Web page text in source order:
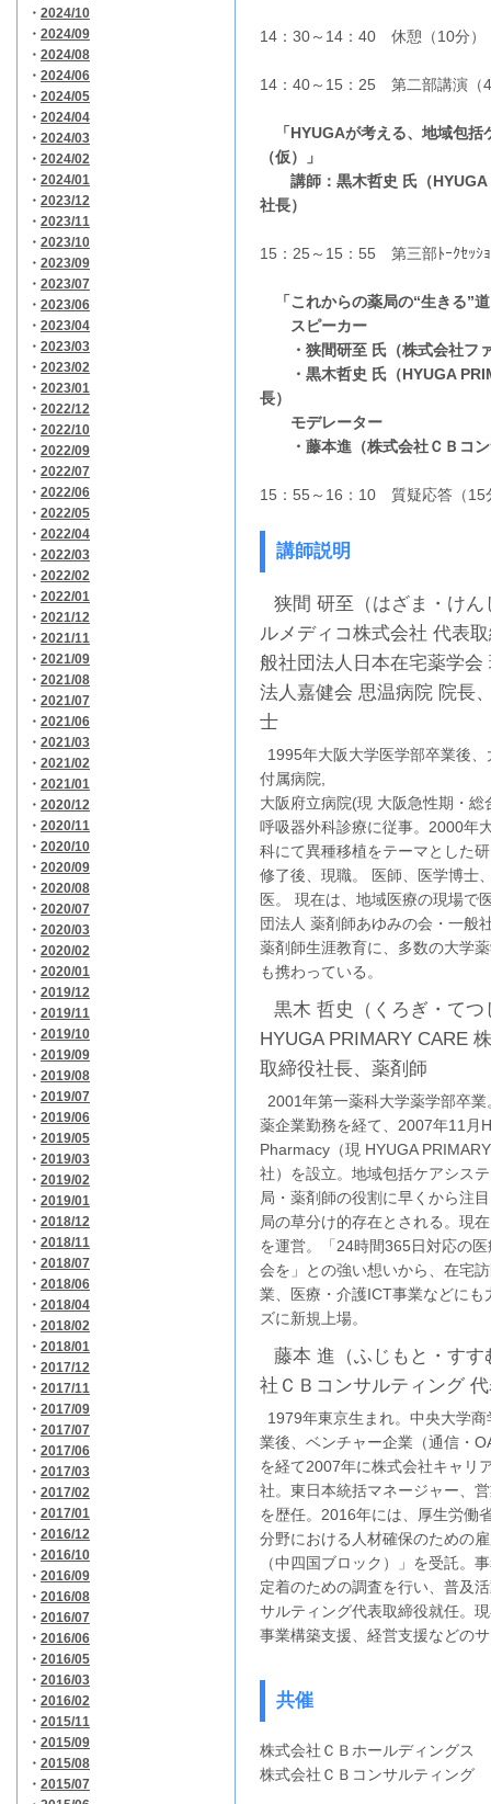
・ 2024/10
・ 2024/09
・ 2024/08
・ 2024/06
・ 2024/05
・ 2024/04
・ 2024/03
・ 2024/02
・ 2024/01
・ 2023/12
・ 2023/11
・ 2023/10
・ 2023/09
・ 2023/07
・ 2023/06
・ 2023/04
・ 2023/03
・ 2023/02
・ 2023/01
・ 2022/12
・ 2022/10
・ 2022/09
・ 2022/07
・ 2022/06
・ 2022/05
・ 2022/04
・ 2022/03
・ 2022/02
・ 2022/01
・ 2021/12
・ 2021/11
・ 2021/09
・ 2021/08
・ 2021/07
・ 2021/06
・ 2021/03
・ 2021/02
・ 2021/01
・ 2020/12
・ 2020/11
・ 2020/10
・ 2020/09
・ 2020/08
・ 2020/07
・ 2020/03
・ 2020/02
・ 2020/01
・ 2019/12
・ 2019/11
・ 2019/10
・ 2019/09
・ 2019/08
・ 2019/07
・ 2019/06
・ 2019/05
・ 2019/03
・ 2019/02
・ 2019/01
・ 2018/12
・ 2018/11
・ 2018/07
・ 2018/06
・ 2018/04
・ 2018/02
・ 2018/01
・ 2017/12
・ 2017/11
・ 2017/09
・ 2017/07
・ 2017/06
・ 2017/03
・ 2017/02
・ 2017/01
・ 2016/12
・ 2016/10
・ 2016/09
・ 2016/08
・ 2016/07
・ 2016/06
・ 2016/05
・ 2016/03
・ 2016/02
・ 2015/11
・ 2015/09
・ 2015/08
・ 2015/07
14：30～14：40 休憩（10分）
14：40～15：25 第二部講演（
「HYUGAが考える、地域包
（仮）」
講師：黒木哲史 氏（HYUGA
社長）
15：25～15：55 第三部ﾄｰｸｾｯｼ
「これからの薬局の“生きる”
スピーカー
・狭間研至 氏（株式会社フ
・黒木哲史 氏（HYUGA
長）
モデレーター
・藤本進（株式会社ＣＢコ
15：55～16：10 質疑応答（15
講師説明
狭間 研至（はざま・けん
ルメディコ株式会社 代表
般社団法人日本在宅薬学会
法人嘉健会 思温病院 院長
士
1995年大阪大学医学部卒業後、
付属病院,
大阪府立病院(現 大阪急性期・
呼吸器外科診療に従事。2000年
科にて異種移植をテーマとした
修了後、現職。 医師、医学博士
医。 現在は、地域医療の現場で
団法人 薬剤師あゆみの会・一般
薬剤師生涯教育に、多数の大学
も携わっている。
黒木 哲史（くろぎ・てつ
HYUGA PRIMARY CARE
取締役社長、薬剤師
2001年第一薬科大学薬学部卒業
薬企業勤務を経て、2007年11月
Pharmacy（現 HYUGA
社）を設立。地域包括ケアシス
局・薬剤師の役割に早くから注
局の草分け的存在とされる。現
を運営。「24時間365日対応の
会を」との強い想いから、在宅
業、医療・介護ICT事業などに
ズに新規上場。
藤本 進（ふじもと・すす
社ＣＢコンサルティング
1979年東京生まれ。中央大学商
業後、ベンチャー企業（通信・
を経て2007年に株式会社キャリ
社。東日本統括マネージャー、
を歴任。2016年には、厚生労働
分野における人材確保のための
（中四国ブロック）」を受託。
定着のための調査を行い、普及
サルティング代表取締役就任。
事業構築支援、経営支援などの
共催
株式会社ＣＢホールディングス
株式会社ＣＢコンサルティング